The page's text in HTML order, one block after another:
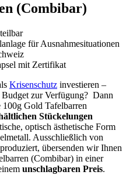
(Combibar)
für Ausnahmesituationen
mit Zertifikat
Krisenschutz investieren –
Budget zur Verfügung? Dann
Gold Tafelbarren
Stückelungen
optisch ästhetische Form
Ausschließlich von
übersenden wir Ihnen
(Combibar) in einer
unschlagbaren Preis.